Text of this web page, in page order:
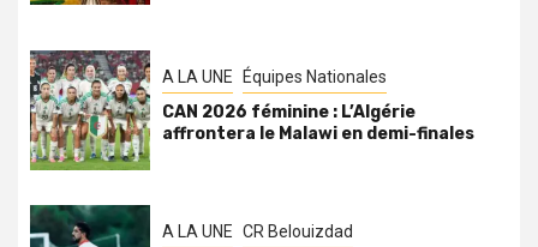
A LA UNE Équipes Nationales
CAN 2026 féminine : L’Algérie
affrontera le Malawi en demi-finales
A LA UNE CR Belouizdad